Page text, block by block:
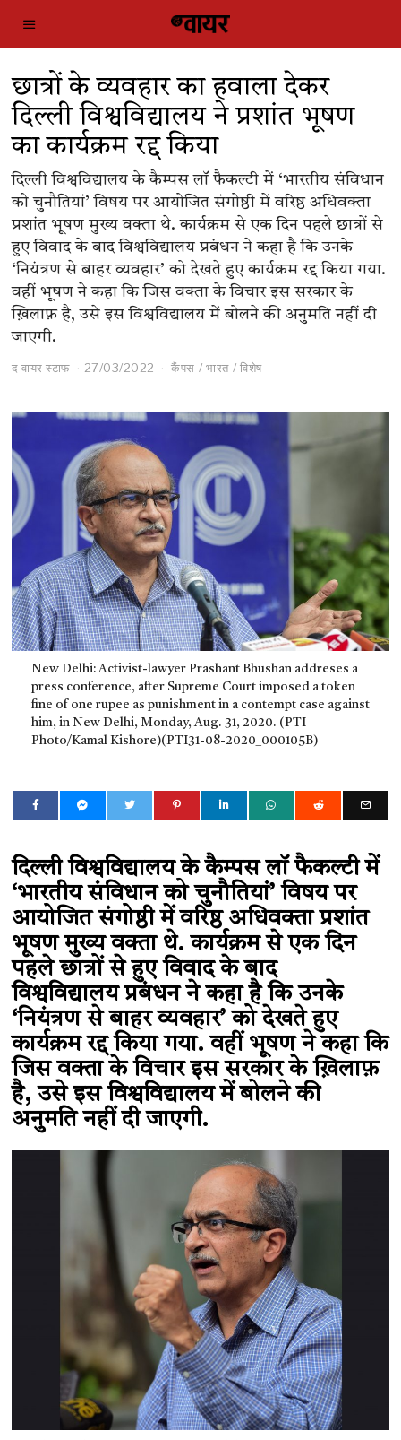
छात्रों के व्यवहार का हवाला देकर
दिल्ली विश्वविद्यालय ने प्रशांत भूषण
का कार्यक्रम रद्द किया
दिल्ली विश्वविद्यालय के कैम्पस लॉ फैकल्टी में ‘भारतीय संविधान
को चुनौतियां’ विषय पर आयोजित संगोष्ठी में वरिष्ठ अधिवक्ता
प्रशांत भूषण मुख्य वक्ता थे. कार्यक्रम से एक दिन पहले छात्रों से
हुए विवाद के बाद विश्वविद्यालय प्रबंधन ने कहा है कि उनके
‘नियंत्रण से बाहर व्यवहार’ को देखते हुए कार्यक्रम रद्द किया गया.
वहीं भूषण ने कहा कि जिस वक्ता के विचार इस सरकार के
ख़िलाफ़ है, उसे इस विश्वविद्यालय में बोलने की अनुमति नहीं दी
जाएगी.
द वायर स्टाफ 27/03/2022 कैंपस / भारत / विशेष
New Delhi: Activist-lawyer Prashant Bhushan addreses a
press conference, after Supreme Court imposed a token
fine of one rupee as punishment in a contempt case against
him, in New Delhi, Monday, Aug. 31, 2020. (PTI
Photo/Kamal Kishore)(PTI31-08-2020_000105B)
दिल्ली विश्वविद्यालय के कैम्पस लॉ फैकल्टी में
‘भारतीय संविधान को चुनौतियां’ विषय पर
आयोजित संगोष्ठी में वरिष्ठ अधिवक्ता प्रशांत
भूषण मुख्य वक्ता थे. कार्यक्रम से एक दिन
पहले छात्रों से हुए विवाद के बाद
विश्वविद्यालय प्रबंधन ने कहा है कि उनके
‘नियंत्रण से बाहर व्यवहार’ को देखते हुए
कार्यक्रम रद्द किया गया. वहीं भूषण ने कहा कि
जिस वक्ता के विचार इस सरकार के ख़िलाफ़
है, उसे इस विश्वविद्यालय में बोलने की
अनुमति नहीं दी जाएगी.